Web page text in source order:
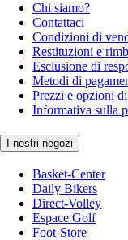
Chi siamo?
Contattaci
Condizioni di
Restituzioni e
Esclusione di
Metodi di
Prezzi e opzioni
Informativa sulla
I nostri negozi
Basket-Center
Daily Bikers
Direct-Volley
Espace Golf
Foot-Store